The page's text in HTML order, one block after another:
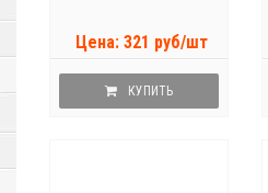
Цена: 321 руб/шт
КУПИТЬ